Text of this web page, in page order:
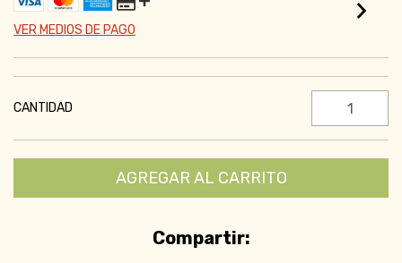
VER MEDIOS DE PAGO
CANTIDAD
Compartir: